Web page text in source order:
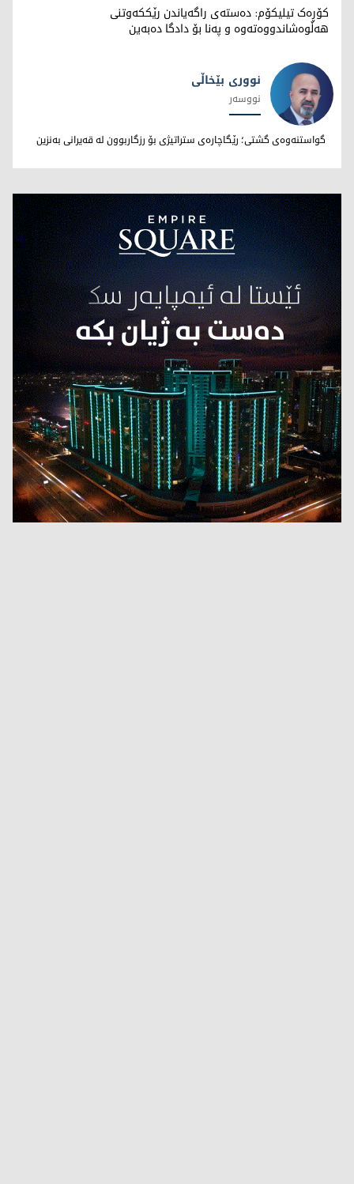
کۆڕەک تیلیکۆم: دەستەی راگەیاندن رێککەوتنی
هەڵوەشاندووەتەوە و پەنا بۆ دادگا دەبەین
نووری بێخاڵی
نووری بێخاڵی
نووسەر
گواستنەوەی گشتی؛ رێگاچارەی ستراتیژی بۆ رزگاربوون لە قەیرانی بەنزین